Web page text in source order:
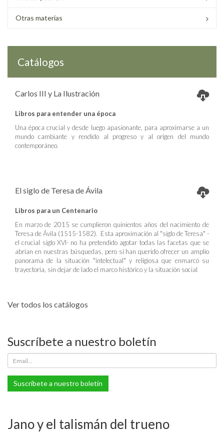
Otras materias
Catálogos
Carlos III y La Ilustración
Libros para entender una época
Una época crucial y desde luego apasionante, para aproximarse a un
mundo cambiante y rendido al progreso y al origen del mundo
contemporáneo.
El siglo de Teresa de Ávila
Libros para un Centenario
En marzo de 2015 se cumplieron quinientos años del nacimiento de
Teresa de Ávila (1515-1582). Esta aproximación al "siglo de Teresa" -
el crucial siglo XVI- no ha pretendido agotar todas las facetas que se
abrían en nuestras búsquedas, pero sí han querido ofrecer un amplio
panorama de la situación "intelectual" y religiosa que enmarcó su
trayectoria, sin dejar de lado el marco histórico y la situación social
Ver todos los catálogos
Suscríbete a nuestro boletín
Suscríbete a nuestro boletín
Jano y el talismán del trueno